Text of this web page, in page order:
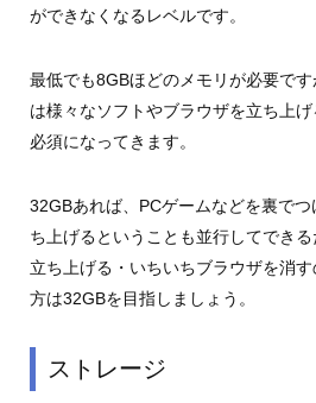
ができなくなるレベルです。
最低でも8GBほどのメモリが必要で
は様々なソフトやブラウザを立ち上
必須になってきます。
32GBあれば、PCゲームなどを裏で
ち上げるということも並行してでき
立ち上げる・いちいちブラウザを消
方は32GBを目指しましょう。
ストレージ